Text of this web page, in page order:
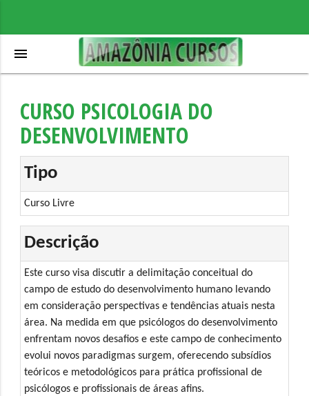
menu
CURSO PSICOLOGIA DO
DESENVOLVIMENTO
Tipo
Curso Livre
Descrição
Este curso visa discutir a delimitação conceitual do
campo de estudo do desenvolvimento humano levando
em consideração perspectivas e tendências atuais nesta
área. Na medida em que psicólogos do desenvolvimento
enfrentam novos desafios e este campo de conhecimento
evolui novos paradigmas surgem, oferecendo subsídios
teóricos e metodológicos para prática profissional de
psicólogos e profissionais de áreas afins.